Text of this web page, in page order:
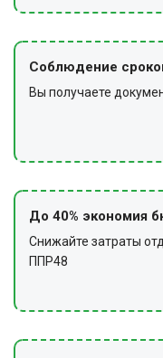
Соблюдение
Вы получаете
До 40% экономия
Снижайте затраты
ППР48